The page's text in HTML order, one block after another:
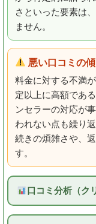
さといった要素は
ません。
悪い口コミの
料金に対する不満
定以上に高額であ
ンセラーの対応が
われない点も繰り
続きの煩雑さや、
す。
口コミ分析（ク